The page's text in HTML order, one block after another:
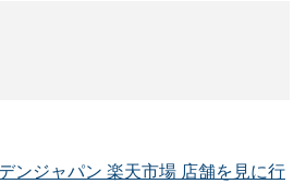
ンジャパン 楽天市場 店舗を見に行